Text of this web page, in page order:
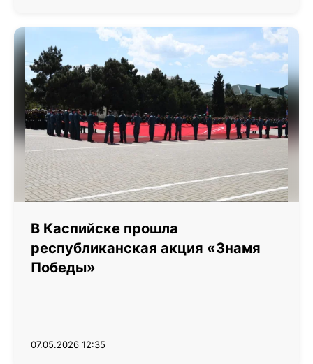
В Каспийске прошла
республиканская акция «Знамя
Победы»
07.05.2026 12:35